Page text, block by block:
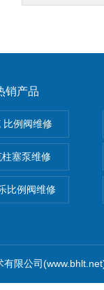
销产品
比例阀维修
柱塞泵维修
比例阀维修
限公司